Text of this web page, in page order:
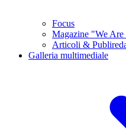
Focus
Magazine "We
Articoli &
Galleria multimediale